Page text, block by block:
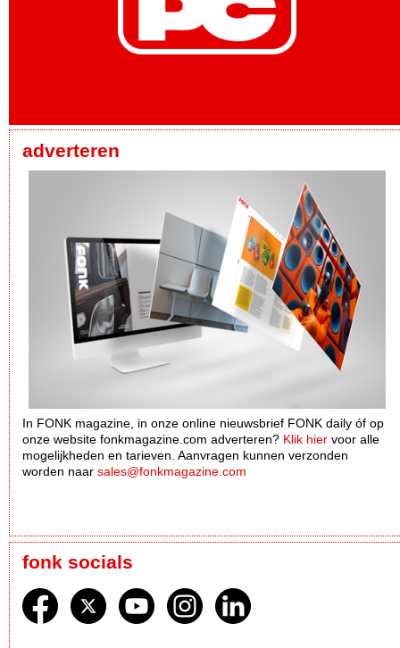
adverteren
In FONK magazine, in onze online nieuwsbrief FONK daily óf op
onze website fonkmagazine.com adverteren? Klik hier voor alle
mogelijkheden en tarieven. Aanvragen kunnen verzonden
worden naar sales@fonkmagazine.com
fonk socials